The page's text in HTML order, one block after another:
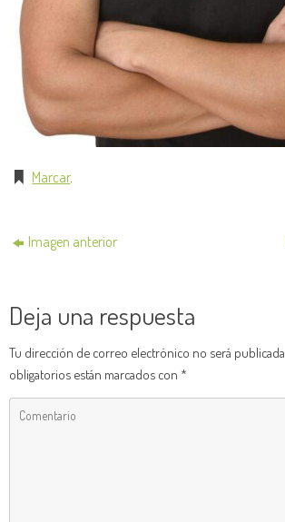
Marcar.
Imagen anterior
Deja una respuesta
Tu dirección de correo electrónico no será publicada.
obligatorios están marcados con *